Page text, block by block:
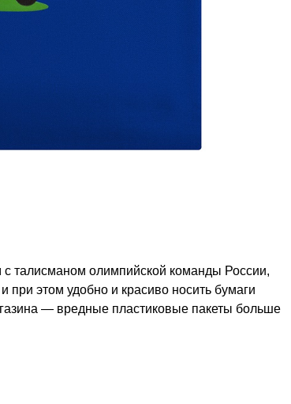
талисманом олимпийской команды России,
при этом удобно и красиво носить бумаги
— вредные пластиковые пакеты больше